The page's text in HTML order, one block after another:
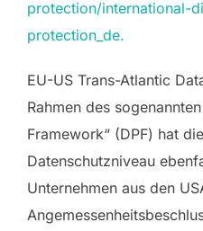
protection/international-
protection_de.
EU-US Trans-Atlantic
Rahmen des
Framework“ (DPF) hat
Datenschutzniveau
Unternehmen aus den